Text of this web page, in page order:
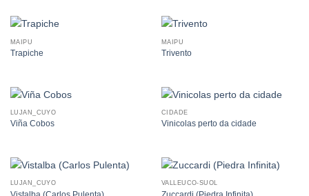
MAIPU
Trapiche
MAIPU
Trivento
LUJAN_CUYO
Viña Cobos
CIDADE
Vinicolas perto da cidade
LUJAN_CUYO VALLEUCO-SUOL